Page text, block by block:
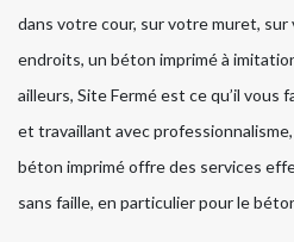
dans votre cour, sur votre muret, sur
endroits, un béton imprimé à
ailleurs, Site Fermé est ce qu’il
et travaillant avec
béton imprimé offre des services
sans faille, en particulier pour le